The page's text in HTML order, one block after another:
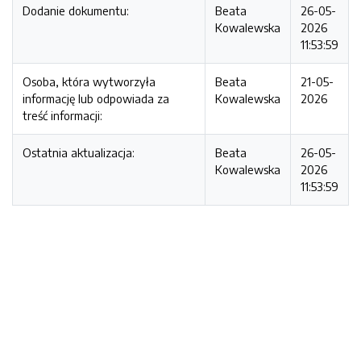
Dodanie dokumentu:
Beata
Kowalewska
26-05-
2026
11:53:59
Osoba, która wytworzyła
informację lub odpowiada za
treść informacji:
Beata
Kowalewska
21-05-
2026
Ostatnia aktualizacja:
Beata
Kowalewska
26-05-
2026
11:53:59